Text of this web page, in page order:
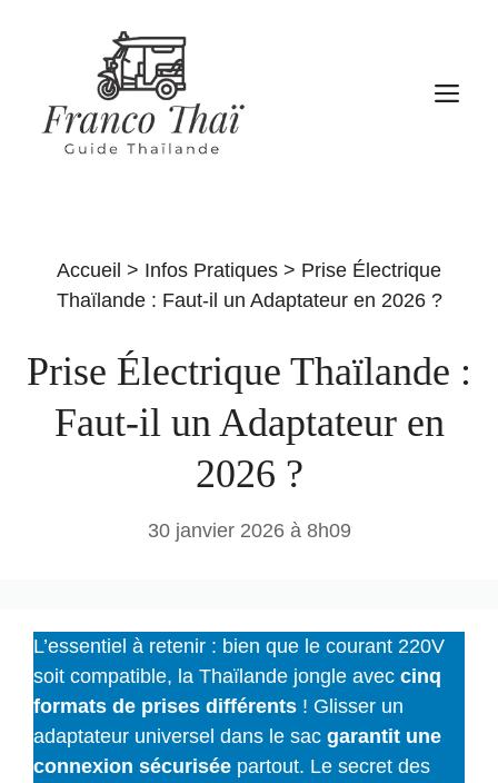
Accueil > Infos Pratiques > Prise Électrique
Thaïlande : Faut-il un Adaptateur en 2026 ?
Prise Électrique Thaïlande :
Faut-il un Adaptateur en
2026 ?
30 janvier 2026 à 8h09
L’essentiel à retenir : bien que le courant 220V
soit compatible, la Thaïlande jongle avec cinq
formats de prises différents ! Glisser un
adaptateur universel dans le sac garantit une
connexion sécurisée partout. Le secret des